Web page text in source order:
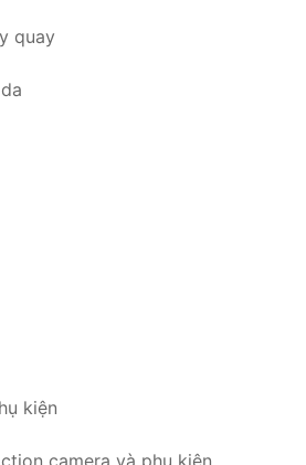
quay
kiện
camera và phụ kiện